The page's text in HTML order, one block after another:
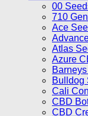
00
710
Ace
Atlas
Azure
Bulldog
Cali
CBD
CBD